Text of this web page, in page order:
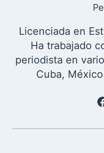
Licenciada en
Ha trabajado
periodista en
Cuba,